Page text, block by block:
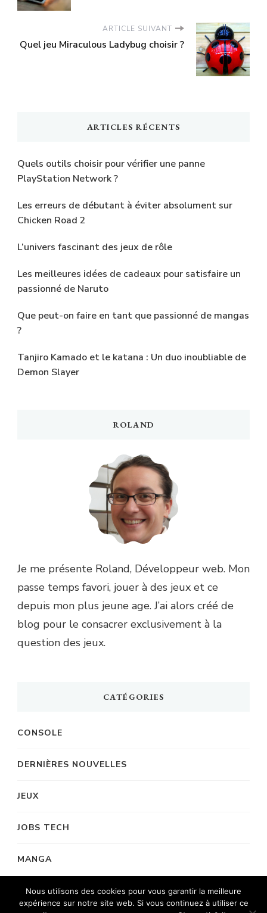
ARTICLE SUIVANT
Quel jeu Miraculous Ladybug choisir ?
ARTICLES RÉCENTS
Quels outils choisir pour vérifier une panne
PlayStation Network ?
Les erreurs de débutant à éviter absolument sur
Chicken Road 2
L’univers fascinant des jeux de rôle
Les meilleures idées de cadeaux pour satisfaire un
passionné de Naruto
Que peut-on faire en tant que passionné de mangas
?
Tanjiro Kamado et le katana : Un duo inoubliable de
Demon Slayer
ROLAND
Je me présente Roland, Développeur web. Mon
passe temps favori, jouer à des jeux et ce
depuis mon plus jeune age. J’ai alors créé de
blog pour le consacrer exclusivement à la
question des jeux.
CATÉGORIES
CONSOLE
DERNIÈRES NOUVELLES
JEUX
JOBS TECH
MANGA
Nous utilisons des cookies pour vous garantir la meilleure
expérience sur notre site web. Si vous continuez à utiliser ce